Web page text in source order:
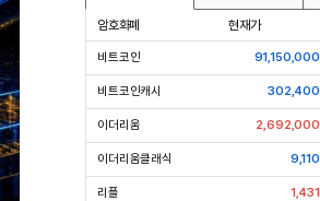
암호화폐 현재가
비트코인 91,150,000
비트코인캐시 302,400
이더리움 2,692,000
이더리움클래식 9,110
리플 1,431